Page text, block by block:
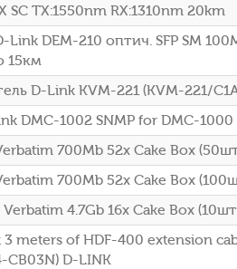
SC ТХ:1550nm RX:1310nm 20km
Link DEM-210 оптич. SFP SM
15км
D-Link KVM-221 (KVM-221/
DMC-1002 SNMP for DMC-1000
700Mb 52x Cake Box
700Mb 52x Cake Box
4.7Gb 16x Cake Box
3 meters of HDF-400 extension
CB03N) D-LINK